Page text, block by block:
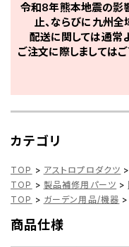
令和8年熊本地震の影
止、ならびに九州全
配送に関しては通常
ご注文に際しましては
カテゴリ
TOP > アストロプロダクツ >
TOP > 製品補修用パーツ >
TOP > ガーデン用品/機器 >
商品仕様